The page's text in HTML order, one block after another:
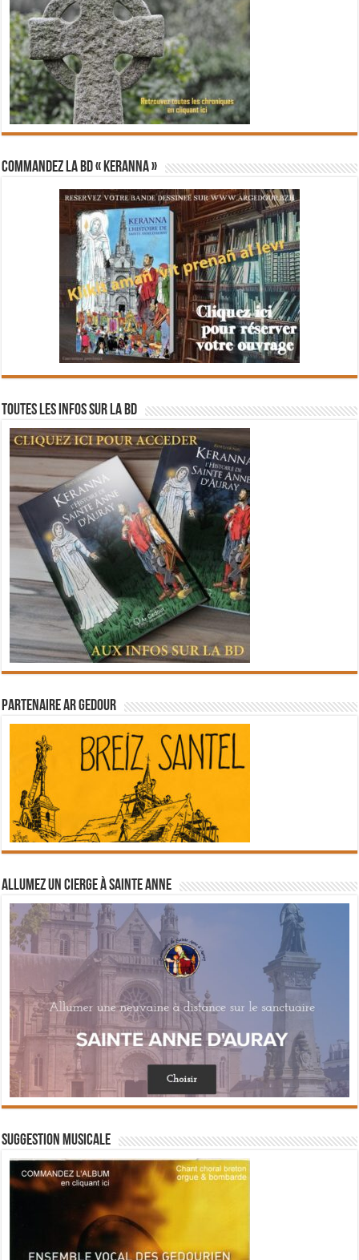
Commandez la BD « Keranna »
Toutes les infos sur la BD
Partenaire Ar Gedour
Allumez un cierge à Sainte Anne
Suggestion musicale